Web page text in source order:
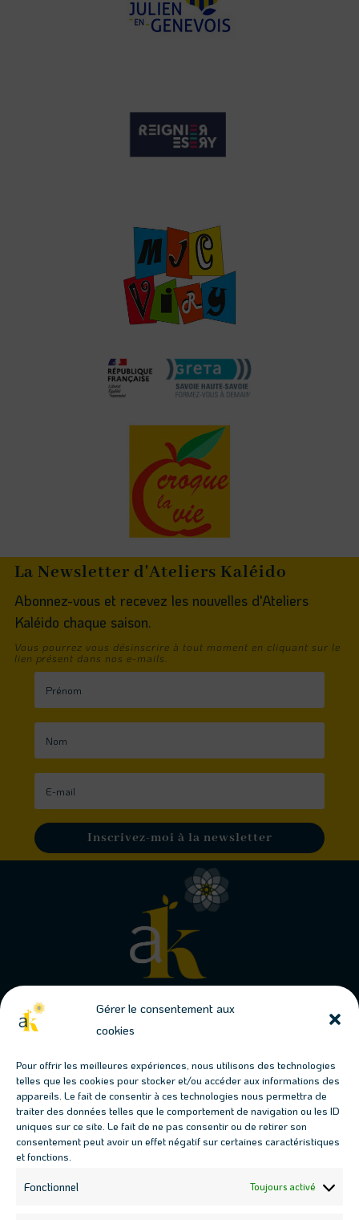
Gérer le consentement aux
cookies
Pour offrir les meilleures expériences, nous utilisons des technologies
telles que les cookies pour stocker et/ou accéder aux informations des
appareils. Le fait de consentir à ces technologies nous permettra de
traiter des données telles que le comportement de navigation ou les ID
uniques sur ce site. Le fait de ne pas consentir ou de retirer son
consentement peut avoir un effet négatif sur certaines caractéristiques
et fonctions.
Fonctionnel Toujours activé
La Newsletter d'Ateliers Kaléido
Abonnez-vous et recevez les nouvelles d'Ateliers
Kaléido chaque saison.
Vous pourrez vous désinscrire à tout moment en cliquant sur le
lien présent dans nos e-mails.
Inscrivez-moi à la newsletter
Conjuguons jardins & permaculture
Les prochains évènements
 Fresque des Jardins-Forêts : 17 juillet, 18h00
 Fresque des Jardins-Forêts : 19 août, 18h00
 Atelier haie multi-fonctions : 12 septembre, 9h30
Atelier boutures : 12 septembre, 14h30